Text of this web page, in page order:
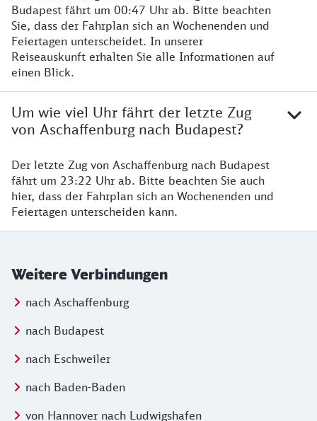
Budapest fährt um 00:47 Uhr ab. Bitte beachten
Sie, dass der Fahrplan sich an Wochenenden und
Feiertagen unterscheidet. In unserer
Reiseauskunft erhalten Sie alle Informationen auf
einen Blick.
Um wie viel Uhr fährt der letzte Zug
von Aschaffenburg nach Budapest?
Der letzte Zug von Aschaffenburg nach Budapest
fährt um 23:22 Uhr ab. Bitte beachten Sie auch
hier, dass der Fahrplan sich an Wochenenden und
Feiertagen unterscheiden kann.
Weitere Verbindungen
nach Aschaffenburg
nach Budapest
nach Eschweiler
nach Baden-Baden
von Hannover nach Ludwigshafen